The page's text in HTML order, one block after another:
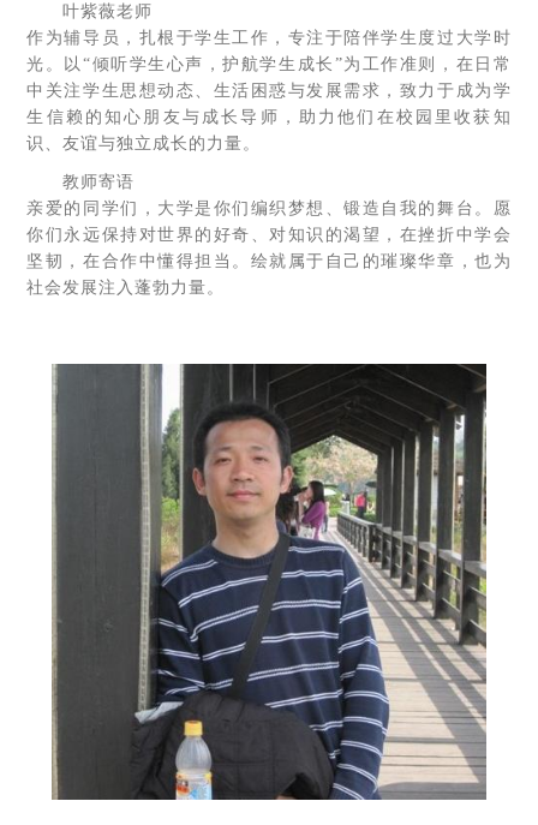
叶紫薇老师
作为辅导员，扎根于学生工作，专注于陪伴学生度过大学时
光。以“倾听学生心声，护航学生成长”为工作准则，在日常
中关注学生思想动态、生活困惑与发展需求，致力于成为学
生信赖的知心朋友与成长导师，助力他们在校园里收获知
识、友谊与独立成长的力量。
教师寄语
亲爱的同学们，大学是你们编织梦想、锻造自我的舞台。愿
你们永远保持对世界的好奇、对知识的渴望，在挫折中学会
坚韧，在合作中懂得担当。绘就属于自己的璀璨华章，也为
社会发展注入蓬勃力量。